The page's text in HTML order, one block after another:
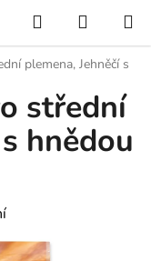
Hledat
KOŠÍK
plemena, Jehněčí s
střední
hnědou